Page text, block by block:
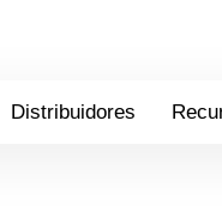
Distribuidores